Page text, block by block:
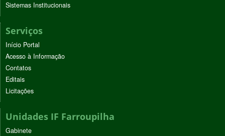
Sistemas Institucionais
Serviços
Início Portal
Acesso à Informação
Contatos
Editais
Licitações
Unidades IF Farroupilha
Gabinete